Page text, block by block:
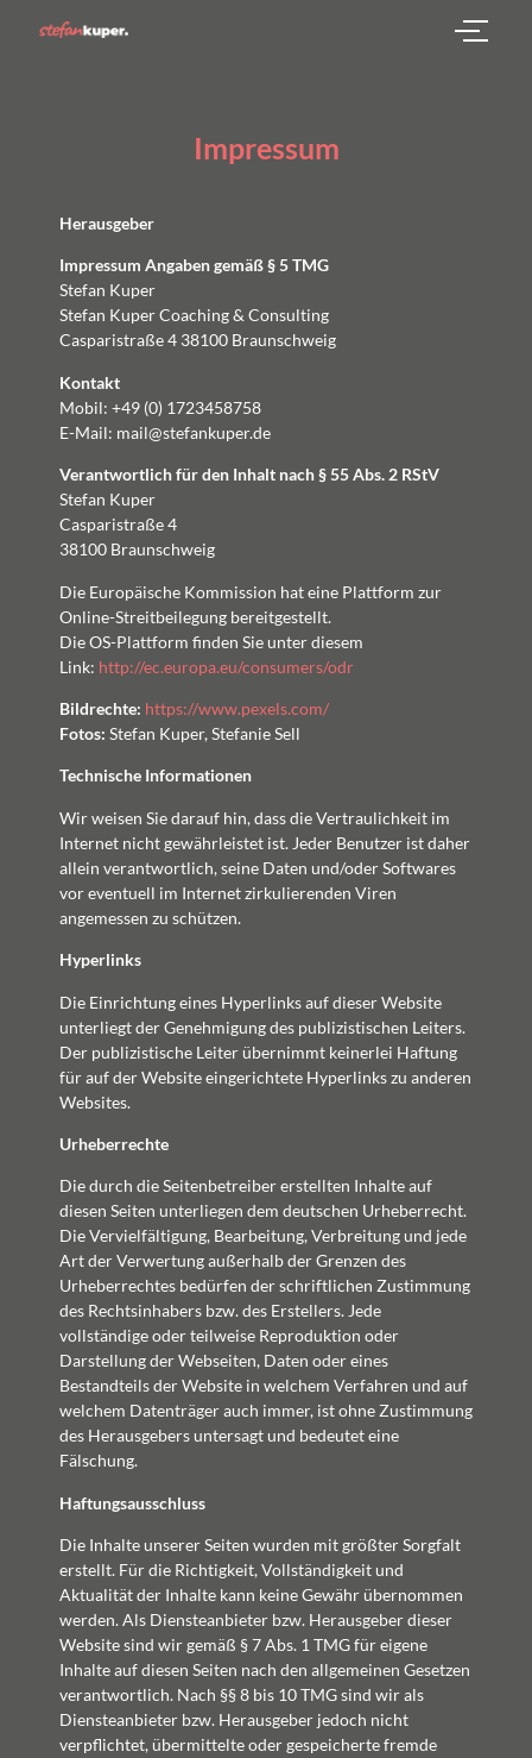
Impressum
Herausgeber
Impressum Angaben gemäß § 5 TMG
Stefan Kuper
Stefan Kuper Coaching & Consulting
Casparistraße 4 38100 Braunschweig
Kontakt
Mobil: +49 (0) 1723458758
E-Mail: mail@stefankuper.de
Verantwortlich für den Inhalt nach § 55 Abs. 2 RStV
Stefan Kuper
Casparistraße 4
38100 Braunschweig
Die Europäische Kommission hat eine Plattform zur
Online-Streitbeilegung bereitgestellt.
Die OS-Plattform finden Sie unter diesem
Link: http://ec.europa.eu/consumers/odr
Bildrechte: https://www.pexels.com/
Fotos: Stefan Kuper, Stefanie Sell
Technische Informationen
Wir weisen Sie darauf hin, dass die Vertraulichkeit im
Internet nicht gewährleistet ist. Jeder Benutzer ist daher
allein verantwortlich, seine Daten und/oder Softwares
vor eventuell im Internet zirkulierenden Viren
angemessen zu schützen.
Hyperlinks
Die Einrichtung eines Hyperlinks auf dieser Website
unterliegt der Genehmigung des publizistischen Leiters.
Der publizistische Leiter übernimmt keinerlei Haftung
für auf der Website eingerichtete Hyperlinks zu anderen
Websites.
Urheberrechte
Die durch die Seitenbetreiber erstellten Inhalte auf
diesen Seiten unterliegen dem deutschen Urheberrecht.
Die Vervielfältigung, Bearbeitung, Verbreitung und jede
Art der Verwertung außerhalb der Grenzen des
Urheberrechtes bedürfen der schriftlichen Zustimmung
des Rechtsinhabers bzw. des Erstellers. Jede
vollständige oder teilweise Reproduktion oder
Darstellung der Webseiten, Daten oder eines
Bestandteils der Website in welchem Verfahren und auf
welchem Datenträger auch immer, ist ohne Zustimmung
des Herausgebers untersagt und bedeutet eine
Fälschung.
Haftungsausschluss
Die Inhalte unserer Seiten wurden mit größter Sorgfalt
erstellt. Für die Richtigkeit, Vollständigkeit und
Aktualität der Inhalte kann keine Gewähr übernommen
werden. Als Diensteanbieter bzw. Herausgeber dieser
Website sind wir gemäß § 7 Abs. 1 TMG für eigene
Inhalte auf diesen Seiten nach den allgemeinen Gesetzen
verantwortlich. Nach §§ 8 bis 10 TMG sind wir als
Diensteanbieter bzw. Herausgeber jedoch nicht
verpflichtet, übermittelte oder gespeicherte fremde